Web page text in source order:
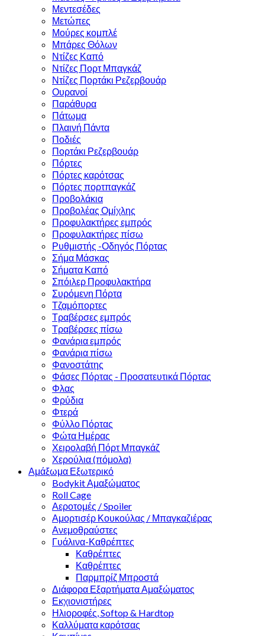
Μεντεσέδες
Μετώπες
Μούρες κομπλέ
Μπάρες Θόλων
Ντίζες Καπό
Ντίζες Πορτ Μπαγκάζ
Ντίζες Πορτάκι Ρεζερβουάρ
Ουρανοί
Παράθυρα
Πάτωμα
Πλαινή Πάντα
Ποδιές
Πορτάκι Ρεζερβουάρ
Πόρτες
Πόρτες καρότσας
Πόρτες πορτπαγκάζ
Προβολάκια
Προβολέας Ομίχλης
Προφυλακτήρες εμπρός
Προφυλακτήρες πίσω
Ρυθμιστής -Οδηγός Πόρτας
Σήμα Μάσκας
Σήματα Καπό
Σπόιλερ Προφυλακτήρα
Συρόμενη Πόρτα
Τζαμόπορτες
Τραβέρσες εμπρός
Τραβέρσες πίσω
Φανάρια εμπρός
Φανάρια πίσω
Φανοστάτης
Φάσες Πόρτας - Προσατευτικά Πόρτας
Φλας
Φρύδια
Φτερά
Φύλλο Πόρτας
Φώτα Ημέρας
Χειρολαβή Πόρτ Μπαγκάζ
Χερούλια (πόμολα)
Αμάξωμα Εξωτερικό
Bodykit Αμαξώματος
Roll Cage
Αεροτομές / Spoiler
Αμορτισέρ Κουκούλας / Μπαγκαζιέρας
Ανεμοθραύστες
Γυάλινα-Καθρέπτες
Καθρέπτες
Καθρέπτες
Παρμπρίζ Μπροστά
Διάφορα Εξαρτήματα Αμαξώματος
Εκχιονιστήρες
Ηλιοροφές, Softop & Hardtop
Καλλύματα καρότσας